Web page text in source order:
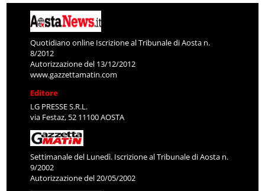
Quotidiano online Iscrizione al Tribunale di Aosta n.
8/2012
Autorizzazione del 13/12/2012
www.gazzettamatin.com
Editore
LG PRESSE S.R.L.
via Festaz, 52 11100 AOSTA
Settimanale del Lunedì. Iscrizione al Tribunale di Aosta n.
9/2002
Autorizzazione del 20/05/2002